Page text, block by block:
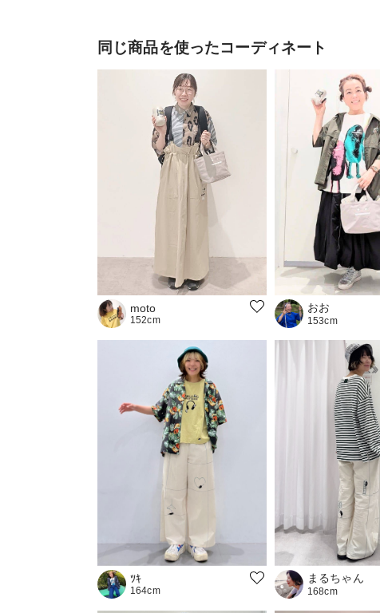
同じ商品を使ったコーディネート
moto
152cm
おお
153cm
ﾂｷ
164cm
まるちゃん
168cm